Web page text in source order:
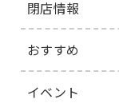
閉店情報
おすすめ
イベント